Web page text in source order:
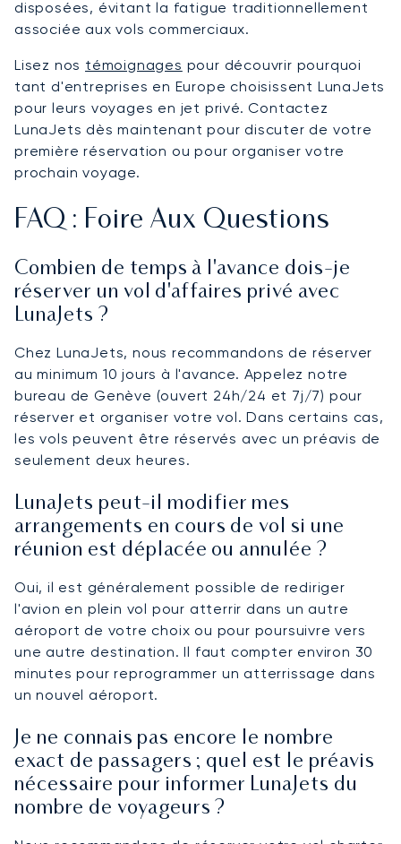
disposées, évitant la fatigue traditionnellement
associée aux vols commerciaux.
Lisez nos témoignages pour découvrir pourquoi
tant d'entreprises en Europe choisissent LunaJets
pour leurs voyages en jet privé. Contactez
LunaJets dès maintenant pour discuter de votre
première réservation ou pour organiser votre
prochain voyage.
FAQ : Foire Aux Questions
Combien de temps à l'avance dois-je
réserver un vol d'affaires privé avec
LunaJets ?
Chez LunaJets, nous recommandons de réserver
au minimum 10 jours à l'avance. Appelez notre
bureau de Genève (ouvert 24h/24 et 7j/7) pour
réserver et organiser votre vol. Dans certains cas,
les vols peuvent être réservés avec un préavis de
seulement deux heures.
LunaJets peut-il modifier mes
arrangements en cours de vol si une
réunion est déplacée ou annulée ?
Oui, il est généralement possible de rediriger
l'avion en plein vol pour atterrir dans un autre
aéroport de votre choix ou pour poursuivre vers
une autre destination. Il faut compter environ 30
minutes pour reprogrammer un atterrissage dans
un nouvel aéroport.
Je ne connais pas encore le nombre
exact de passagers ; quel est le préavis
nécessaire pour informer LunaJets du
nombre de voyageurs ?